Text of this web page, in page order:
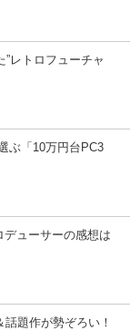
レトロフューチャ
ぶ「10万円台PC3
デューサーの感想は
題作が勢ぞろい！